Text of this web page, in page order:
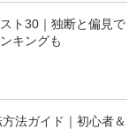
ト30｜独断と偏見で
キングも
法ガイド｜初心者＆